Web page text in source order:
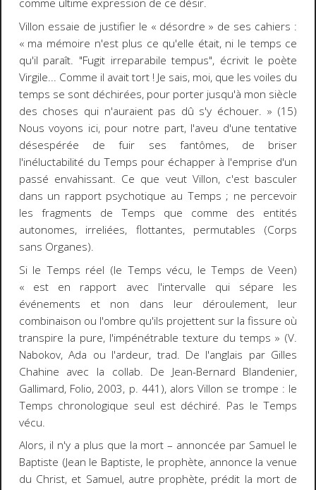
comme ultime expression de ce désir.
Villon essaie de justifier le « désordre » de ses cahiers :
« ma mémoire n'est plus ce qu'elle était, ni le temps ce
qu'il paraît. "Fugit irreparabile tempus", écrivit le poète
Virgile... Comme il avait tort ! Je sais, moi, que les voiles du
temps se sont déchirées, pour porter jusqu'à mon siècle
des choses qui n'auraient pas dû s'y échouer. » (15)
Nous voyons ici, pour notre part, l'aveu d'une tentative
désespérée de fuir ses fantômes, de briser
l'inéluctabilité du Temps pour échapper à l'emprise d'un
passé envahissant. Ce que veut Villon, c'est basculer
dans un rapport psychotique au Temps ; ne percevoir
les fragments de Temps que comme des entités
autonomes, irreliées, flottantes, permutables (Corps
sans Organes).
Si le Temps réel (le Temps vécu, le Temps de Veen)
« est en rapport avec l'intervalle qui sépare les
événements et non dans leur déroulement, leur
combinaison ou l'ombre qu'ils projettent sur la fissure où
transpire la pure, l'impénétrable texture du temps » (V.
Nabokov,Ada ou l'ardeur, trad. De l'anglais par Gilles
Chahine avec la collab. De Jean-Bernard Blandenier,
Gallimard, Folio, 2003, p. 441), alors Villon se trompe : le
Temps chronologique seul est déchiré. Pas le Temps
vécu.
Alors, il n'y a plus que la mort– annoncée par Samuel le
Baptiste (Jean le Baptiste, le prophète, annonce la venue
du Christ, et Samuel, autre prophète, prédit la mort de